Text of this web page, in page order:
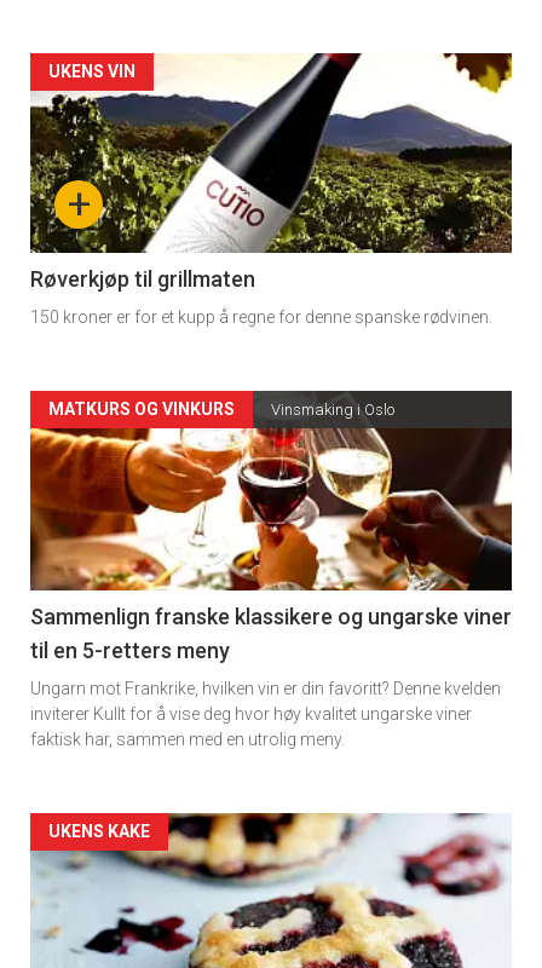
Forsiden
akkurat
nå
-
4
+
UKENS VIN
Røverkjøp til grillmaten
150 kroner er for et kupp å regne for denne spanske rødvinen.
Forsiden
akkurat
nå
-
5
MATKURS OG VINKURS Vinsmaking i Oslo
Sammenlign franske klassikere og ungarske viner
til en 5-retters meny
Ungarn mot Frankrike, hvilken vin er din favoritt? Denne kvelden
inviterer Kullt for å vise deg hvor høy kvalitet ungarske viner
faktisk har, sammen med en utrolig meny.
Forsiden
akkurat
nå
UKENS KAKE